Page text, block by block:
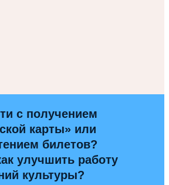
с получением
карты» или
билетов?
улучшить работу
культуры?